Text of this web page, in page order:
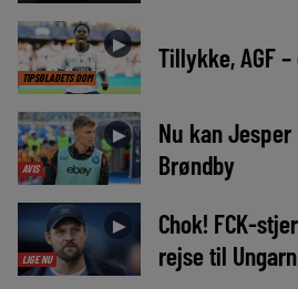
TIPSBLADETS DOM
► Tillykke, AGF
AVIS
►
Nu kan
Brøndby
LIGE NU
►
Chok! FCK-
rejse til Ungarn